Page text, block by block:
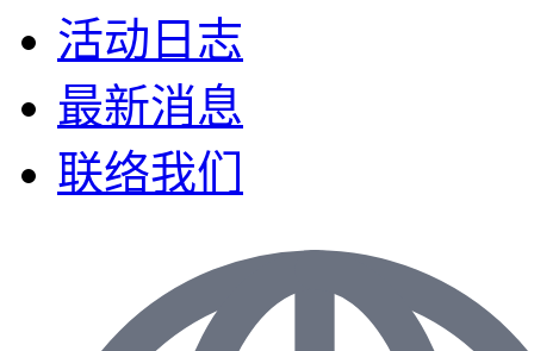
活动日志
最新消息
联络我们